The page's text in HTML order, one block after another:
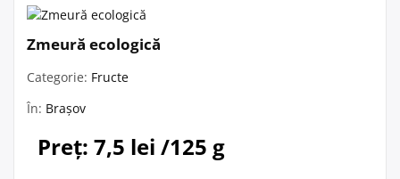
Zmeură ecologică
Categorie: Fructe
În: Brașov
Preț: 7,5 lei /125 g